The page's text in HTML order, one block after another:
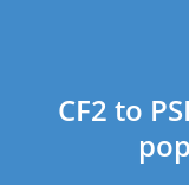
CF2 to